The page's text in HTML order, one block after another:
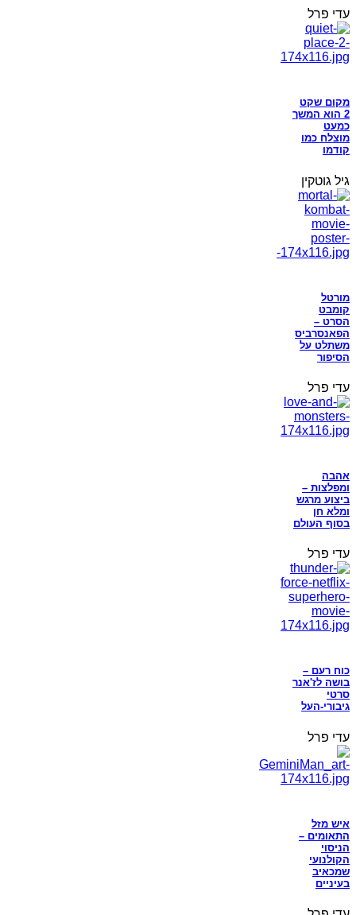
עדי פרל
מקום שקט
2 הוא המשך
כמעט
מוצלח כמו
קודמו
גיל גוטקין
מורטל
קומבט
הסרט –
הפאנסרביס
משתלט על
הסיפור
עדי פרל
אהבה
ומפלצות –
ביצוע מרגש
ומלא חן
בסוף העולם
עדי פרל
כוח רעם –
בושה לז'אנר
סרטי
גיבורי-העל
עדי פרל
איש מזל
התאומים –
הניסוי
הקולנועי
שמכאיב
בעיניים